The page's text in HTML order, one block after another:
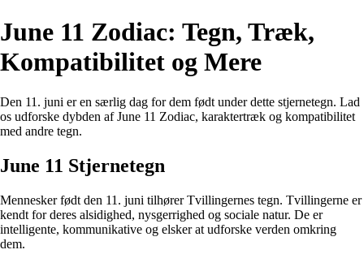
June 11 Zodiac: Tegn, Træk,
Kompatibilitet og Mere
Den 11. juni er en særlig dag for dem født under dette stjernetegn. Lad
os udforske dybden af June 11 Zodiac, karaktertræk og kompatibilitet
med andre tegn.
June 11 Stjernetegn
Mennesker født den 11. juni tilhører Tvillingernes tegn. Tvillingerne er
kendt for deres alsidighed, nysgerrighed og sociale natur. De er
intelligente, kommunikative og elsker at udforske verden omkring
dem.